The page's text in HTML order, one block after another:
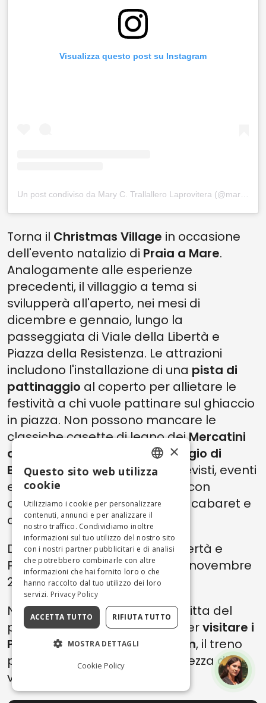
Visualizza questo post su Instagram
Torna il Christmas Village in occasione
dell'evento natalizio di Praia a Mare.
Analogamente alle esperienze
precedenti, il villaggio a tema si
svilupperà all'aperto, nei mesi di
dicembre e gennaio, lungo la
passeggiata di Viale della Libertà e
Piazza della Resistenza. Le attrazioni
includono l'installazione di una pista di
pattinaggio al coperto per allietare le
festività a chi vuole pattinare sul ghiaccio
in piazza. Non possono mancare le
classiche casette di legno deiMercatini
di Natale in Calabria
e ilVillaggio di
Babbo Natale . Inoltre sono previsti, eventi
e spettacoli enogastronomici con
concerti musicali, spettacoli di cabaret e
dj set nei fine settimana.
Dove e quando: Viale della Libertà e
Piazza della Resistenza, dal 23 novembre
2024 al 6 gennaio 2025.
Non sei molto distante, approfitta del
periodo natalizio in Calabria pervisitare i
Parchi Archeologici di Paestum, il treno
più veloce impiega un'ora e mezza di
viaggio.
ENGLISH
ITALIAN
×
Questo sito web utilizza
cookie
Utilizziamo i cookie per personalizzare
contenuti, annunci e per analizzare il
nostro traffico. Condividiamo inoltre
informazioni sul tuo utilizzo del nostro sito
con i nostri partner pubblicitari e di analisi
che potrebbero combinarle con altre
informazioni che hai fornito loro o che
hanno raccolto dal tuo utilizzo dei loro
servizi. Privacy Policy
ACCETTA TUTTO RIFIUTA TUTTO
MOSTRA DETTAGLI
Cookie Policy